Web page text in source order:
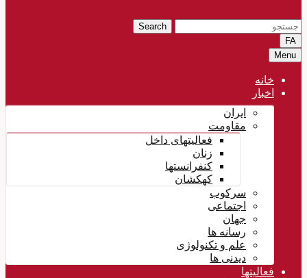
Search
FA
Menu
خانه
اخبار
ایران
مقاومت
فعالیتهای داخل
زنان
کنفرانستها
کهکشان
سرکوب
اجتماعی
جهان
رسانه ها
علم و تکنولوژی
دیدنی ها
فعالیتها